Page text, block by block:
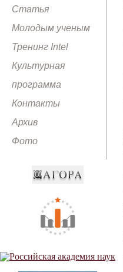
Статья
Молодым ученым
Тренинг Intel
Культурная
программа
Контакты
Архив
Фото